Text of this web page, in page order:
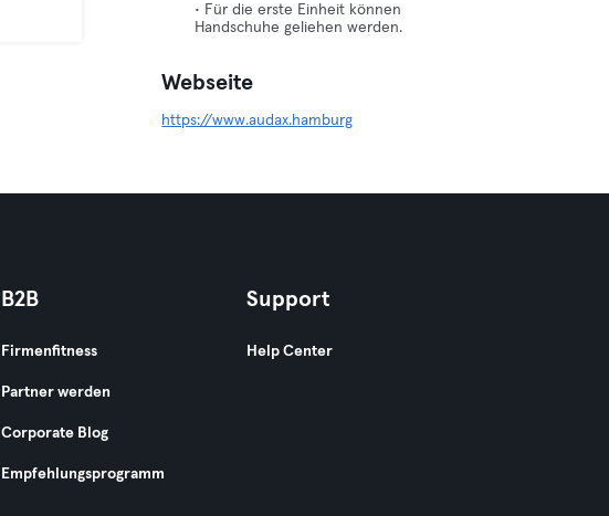
• Für die erste Einheit können
Handschuhe geliehen werden.
Webseite
https://www.audax.hamburg
B2B
Firmenfitness
Partner werden
Corporate Blog
Empfehlungsprogramm
Support
Help Center